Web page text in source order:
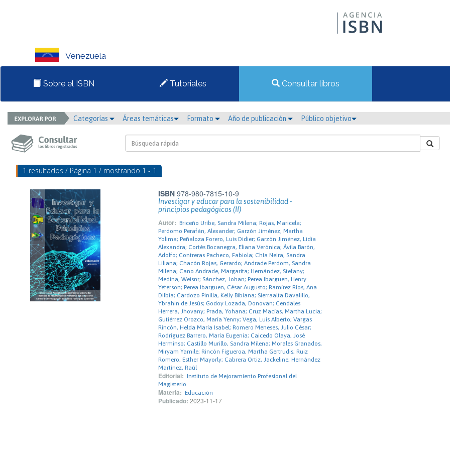
Venezuela
Sobre el ISBN Tutoriales Consultar libros
Categorías Áreas temáticas Formato Año de publicación Público objetivo
1 resultados / Página 1 / mostrando 1 - 1
ISBN 978-980-7815-10-9
Investigar y educar para la sostenibilidad -
principios pedagógicos (II)
Autor: Briceño Uribe, Sandra Milena; Rojas, Maricela;
Perdomo Perafán, Alexander; Garzón Jiménez, Martha
Yolima; Peñaloza Forero, Luis Didier; Garzón Jiménez, Lidia
Alexandra; Cortés Bocanegra, Eliana Verónica; Ávila Barón,
Adolfo; Contreras Pacheco, Fabiola; Chía Neira, Sandra
Liliana; Chacón Rojas, Gerardo; Andrade Perdom, Sandra
Milena; Cano Andrade, Margarita; Hernández, Stefany;
Medina, Weisnr; Sánchez, Johan; Perea Ibarguen, Henry
Yeferson; Perea Ibarguen, César Augusto; Ramírez Ríos, Ana
Dilbia; Cardozo Pinilla, Kelly Bibiana; Sierraalta Davalillo,
Ybrahin de Jesús; Godoy Lozada, Donovan; Cendales
Herrera, Jhovany; Prada, Yohana; Cruz Macías, Martha Lucia;
Gutiérrez Orozco, María Yenny; Vega, Luis Alberto; Vargas
Rincón, Helda María Isabel; Romero Meneses, Julio César;
Rodríguez Barrero, María Eugenia; Caicedo Olaya, José
Herminso; Castillo Murillo, Sandra Milena; Morales Granados,
Miryam Yamile; Rincón Figueroa, Martha Gertrudis; Ruiz
Romero, Esther Mayorly; Cabrera Ortiz, Jackeline; Hernández
Martínez, Raúl
Editorial: Instituto de Mejoramiento Profesional del
Magisterio
Materia: Educación
Publicado: 2023-11-17